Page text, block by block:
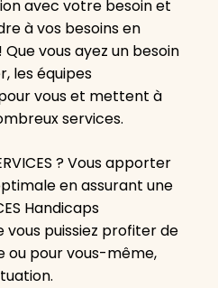
avec votre besoin et
à vos besoins en
vous ayez un besoin
les équipes
pour vous et mettent à
services.
? Vous apporter
en assurant une
Handicaps
puissiez profiter de
ou pour vous-même,